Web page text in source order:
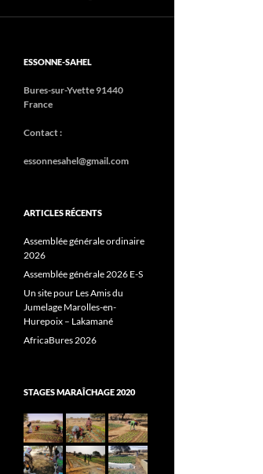
ESSONNE-SAHEL
Bures-sur-Yvette 91440
France
Contact :
essonnesahel@gmail.com
ARTICLES RÉCENTS
Assemblée générale ordinaire
2026
Assemblée générale 2026 E-S
Un site pour Les Amis du
Jumelage Marolles-en-
Hurepoix – Lakamané
AfricaBures 2026
STAGES MARAÎCHAGE 2020